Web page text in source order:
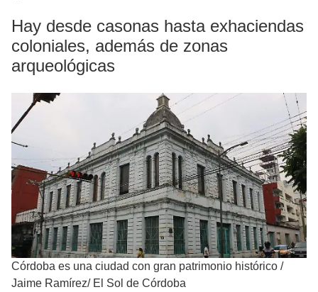
Hay desde casonas hasta exhaciendas
coloniales, además de zonas
arqueológicas
Córdoba es una ciudad con gran patrimonio histórico /
Jaime Ramírez/ El Sol de Córdoba